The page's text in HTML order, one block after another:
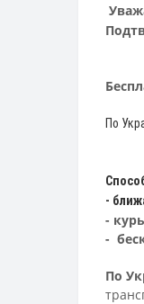
По
-
-
-
По